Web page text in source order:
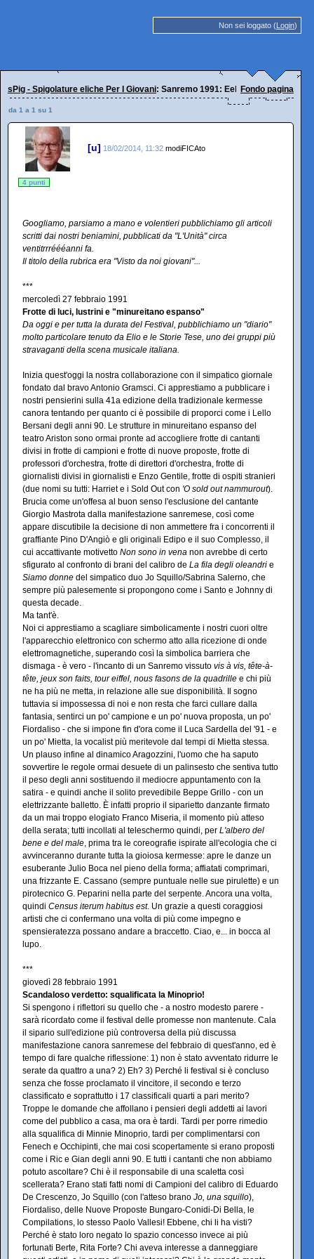
Non sei loggato (Login)
sPig - Spigolature eliche Per I Giovani: Sanremo 1991: EelST scrivono su
Fondo pagina
da 1 a 1 su 1
[u] 18/02/2014, 11:32 modiFICAto
4 punti
Googliamo, parsiamo a mano e volentieri pubblichiamo gli articoli
scritti dai nostri beniamini, pubblicati da "L'Unità" circa
ventitrrréééanni fa.
Il titolo della rubrica era "Visto da noi giovani"...
***
mercoledì 27 febbraio 1991
Frotte di luci, lustrini e "minureitano espanso"
Da oggi e per tutta la durata del Festival, pubblichiamo un "diario"
molto particolare tenuto da Elio e le Storie Tese, uno dei gruppi più
stravaganti della scena musicale italiana.
Inizia quest'oggi la nostra collaborazione con il simpatico giornale
fondato dal bravo Antonio Gramsci. Ci apprestiamo a pubblicare i
nostri pensierini sulla 41a edizione della tradizionale kermesse
canora tentando per quanto ci è possibile di proporci come i Lello
Bersani degli anni 90. Le strutture in minureitano espanso del
teatro Ariston sono ormai pronte ad accogliere frotte di cantanti
divisi in frotte di campioni e frotte di nuove proposte, frotte di
professori d'orchestra, frotte di direttori d'orchestra, frotte di
giornalisti divisi in giornalisti e Enzo Gentile, frotte di ospiti stranieri
(due nomi su tutti: Harriet e i Sold Out con 'O sold out nammurout).
Brucia come un'offesa al buon senso l'esclusione del cantante
Giorgio Mastrota dalla manifestazione sanremese, così come
appare discutibile la decisione di non ammettere fra i concorrenti il
graffiante Pino D'Angiò e gli originali Edipo e il suo Complesso, il
cui accattivante motivetto Non sono in vena non avrebbe di certo
sfigurato al confronto di brani del calibro de La fila degli oleandri e
Siamo donne del simpatico duo Jo Squillo/Sabrina Salerno, che
sempre più palesemente si propongono come i Santo e Johnny di
questa decade.
Ma tant'è.
Noi ci apprestiamo a scagliare simbolicamente i nostri cuori oltre
l'apparecchio elettronico con schermo atto alla ricezione di onde
elettromagnetiche, superando così la simbolica barriera che
dismaga - è vero - l'incanto di un Sanremo vissuto vis à vis, tête-à-
tête, jeux son faits, tour eiffel, nous fasons de la quadrille e chi più
ne ha più ne metta, in relazione alle sue disponibilità. Il sogno
tuttavia si impossessa di noi e non resta che farci cullare dalla
fantasia, sentirci un po' campione e un po' nuova proposta, un po'
Fiordaliso - che si impone fin d'ora come il Luca Sardella del '91 - e
un po' Mietta, la vocalist più meritevole dal tempi di Mietta stessa.
Un plauso infine al dinamico Aragozzini, l'uomo che ha saputo
sovvertire le regole ormai desuete di un palinsesto che sentiva tutto
il peso degli anni sostituendo il mediocre appuntamento con la
satira - e quindi anche il solito prevedibile Beppe Grillo - con un
elettrizzante balletto. È infatti proprio il siparietto danzante firmato
da un mai troppo elogiato Franco Miseria, il momento più atteso
della serata; tutti incollati al teleschermo quindi, per L'albero del
bene e del male, prima tra le coreografie ispirate all'ecologia che ci
avvinceranno durante tutta la gioiosa kermesse: apre le danze un
esuberante Julio Boca nel pieno della forma; affiatati comprimari,
una frizzante E. Cassano (sempre puntuale nelle sue pirulette) e un
pirotecnico G. Peparini nella parte del serpente. Ancora una volta,
quindi Census iterum habitus est. Un grazie a questi coraggiosi
artisti che ci confermano una volta di più come impegno e
spensieratezza possano andare a braccetto. Ciao, e... in bocca al
lupo.
***
giovedì 28 febbraio 1991
Scandaloso verdetto: squalificata la Minoprio!
Si spengono i riflettori su quello che - a nostro modesto parere -
sarà ricordato come il festival delle promesse non mantenute. Cala
il sipario sull'edizione più controversa della più discussa
manifestazione canora sanremese del febbraio di quest'anno, ed è
tempo di fare qualche riflessione: 1) non è stato avventato ridurre le
serate da quattro a una? 2) Eh? 3) Perché li festival si è concluso
senza che fosse proclamato il vincitore, il secondo e terzo
classificato e soprattutto i 17 classificali quarti a pari merito?
Troppe le domande che affollano i pensieri degli addetti ai lavori
come del pubblico a casa, ma ora è tardi. Tardi per porre rimedio
alla squalifica di Minnie Minoprio, tardi per complimentarsi con
Fenech e Occhipinti, che mai cosi scopertamente si erano proposti
come i Ric e Gian degli anni 90. E tutti i cantanti che non abbiamo
potuto ascoltare? Chi è il responsabile di una scaletta così
scellerata? Erano stati fatti nomi di Campioni del calibro di Eduardo
De Crescenzo, Jo Squillo (con l'atteso brano Jo, una squillo),
Fiordaliso, delle Nuove Proposte Bungaro-Conidi-Di Bella, le
Compilations, lo stesso Paolo Vallesi! Ebbene, chi li ha visti?
Perché è stato loro negato lo spazio concesso invece ai più
fortunati Berte, Rita Forte? Chi aveva interesse a danneggiare